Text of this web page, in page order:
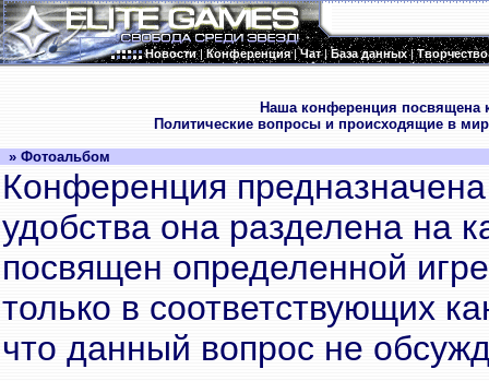
Новости|Конференция|Чат|База данных|Творчество
Наша конференция посвящена
Политические вопросы и происходящие в
» Фотоальбом
Конференция
удобства она разделена на
посвящен определенной
только в соответствующих
что данный вопрос не